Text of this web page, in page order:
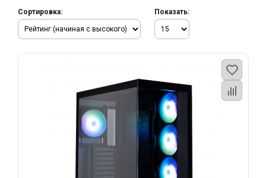
Сортировка: Показать: